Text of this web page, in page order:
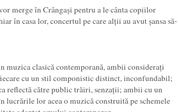
merge în Crângași pentru a le cânta copiilor
în casa lor, concertul pe care alții au avut șansa să-
muzica clasică contemporană, ambii considerați
cu un stil componistic distinct, inconfundabil;
reflectă către public trăiri, senzații; ambii cu un
lucrările lor acea o muzică construită pe schemele